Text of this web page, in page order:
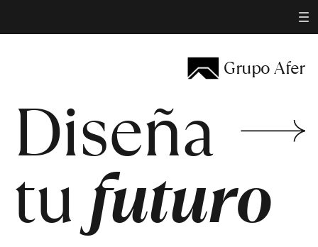
Diseña
tufuturo
Grupo Afer